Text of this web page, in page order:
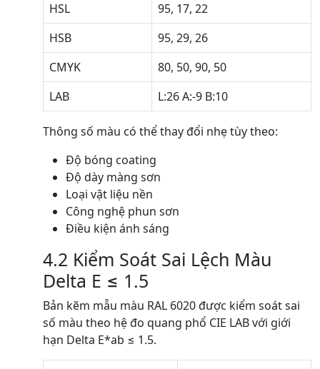
HSL
95, 17, 22
HSB
95, 29, 26
CMYK
80, 50, 90, 50
LAB
L:26 A:-9 B:10
Thông số màu có thể thay đổi nhẹ tùy theo:
Độ bóng coating
Độ dày màng sơn
Loại vật liệu nền
Công nghệ phun sơn
Điều kiện ánh sáng
4.2 Kiểm Soát Sai Lệch Màu
Delta E ≤ 1.5
Bản kẽm mẫu màu RAL 6020 được kiểm soát sai
số màu theo hệ đo quang phổ CIE LAB với giới
hạn Delta E*ab ≤ 1.5.